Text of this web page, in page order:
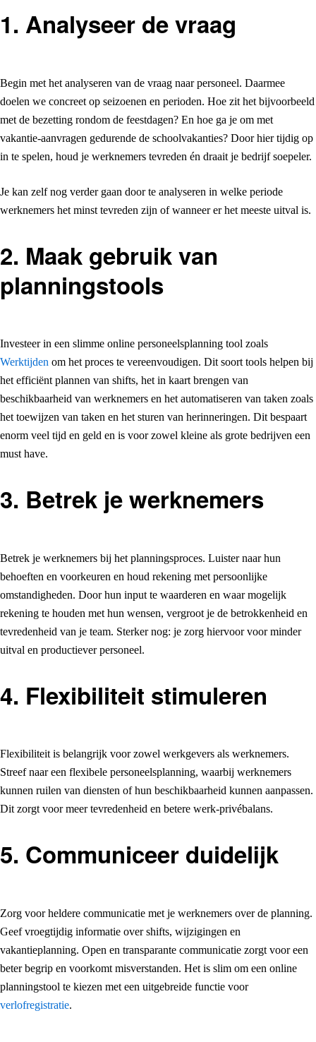
1. Analyseer de vraag
Begin met het analyseren van de vraag naar personeel. Daarmee
doelen we concreet op seizoenen en perioden. Hoe zit het bijvoorbeeld
met de bezetting rondom de feestdagen? En hoe ga je om met
vakantie-aanvragen gedurende de schoolvakanties? Door hier tijdig op
in te spelen, houd je werknemers tevreden én draait je bedrijf soepeler.
Je kan zelf nog verder gaan door te analyseren in welke periode
werknemers het minst tevreden zijn of wanneer er het meeste uitval is.
2. Maak gebruik van
planningstools
Investeer in een slimme online personeelsplanning tool zoals
Werktijden om het proces te vereenvoudigen. Dit soort tools helpen bij
het efficiënt plannen van shifts, het in kaart brengen van
beschikbaarheid van werknemers en het automatiseren van taken zoals
het toewijzen van taken en het sturen van herinneringen. Dit bespaart
enorm veel tijd en geld en is voor zowel kleine als grote bedrijven een
must have.
3. Betrek je werknemers
Betrek je werknemers bij het planningsproces. Luister naar hun
behoeften en voorkeuren en houd rekening met persoonlijke
omstandigheden. Door hun input te waarderen en waar mogelijk
rekening te houden met hun wensen, vergroot je de betrokkenheid en
tevredenheid van je team. Sterker nog: je zorg hiervoor voor minder
uitval en productiever personeel.
4. Flexibiliteit stimuleren
Flexibiliteit is belangrijk voor zowel werkgevers als werknemers.
Streef naar een flexibele personeelsplanning, waarbij werknemers
kunnen ruilen van diensten of hun beschikbaarheid kunnen aanpassen.
Dit zorgt voor meer tevredenheid en betere werk-privébalans.
5. Communiceer duidelijk
Zorg voor heldere communicatie met je werknemers over de planning.
Geef vroegtijdig informatie over shifts, wijzigingen en
vakantieplanning. Open en transparante communicatie zorgt voor een
beter begrip en voorkomt misverstanden. Het is slim om een online
planningstool te kiezen met een uitgebreide functie voor
verlofregistratie.